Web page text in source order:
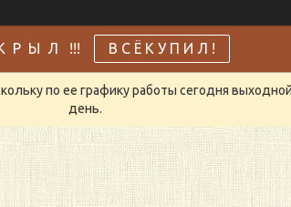
Р Ы Л !!! В С Ё К У П И Л !
по ее графику работы сегодня
день.